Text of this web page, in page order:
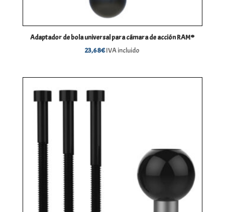
Adaptador de bola universal para cámara de acción RAM®
23,68€IVA incluido